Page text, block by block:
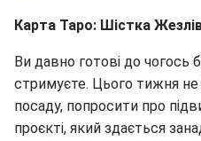
Карта Таро: Шістка
Ви давно готові до чогось
стримуєте. Цього тижня не
посаду, попросити про
проєкті, який здається